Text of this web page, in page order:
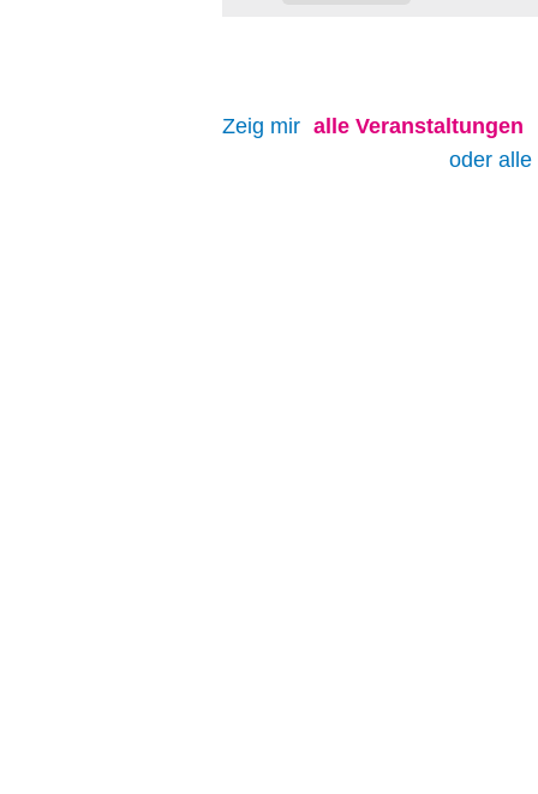
Zeig mir alle Veranstaltungen
oder alle